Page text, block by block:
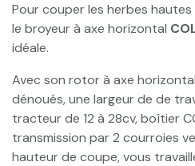
Pour couper les herbes
le broyeur à axe horizontal
idéale.
Avec son rotor à axe
dénoués, une largeur de de
tracteur de 12 à 28cv, boîtier
transmission par 2 courroies
hauteur de coupe, vous